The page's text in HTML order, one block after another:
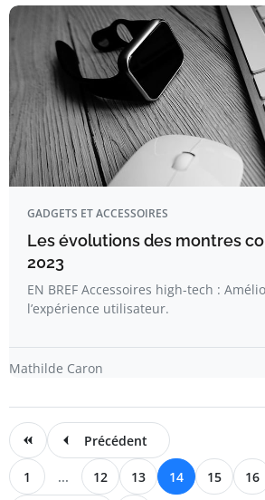
GADGETS ET ACCESSOIRES
Les évolutions des montres
2023
EN BREF Accessoires high-tech :
l’expérience utilisateur.
Mathilde Caron
Précédent
1 ... 12 13 14 15 16